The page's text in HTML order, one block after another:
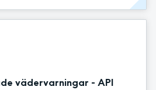
vädervarningar - API